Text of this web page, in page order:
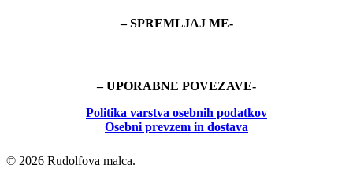
– SPREMLJAJ ME-
– UPORABNE POVEZAVE-
Politika varstva osebnih podatkov
Osebni prevzem in dostava
© 2026 Rudolfova malca.